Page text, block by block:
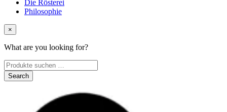
Die Rösterei
Philosophie
×
What are you looking for?